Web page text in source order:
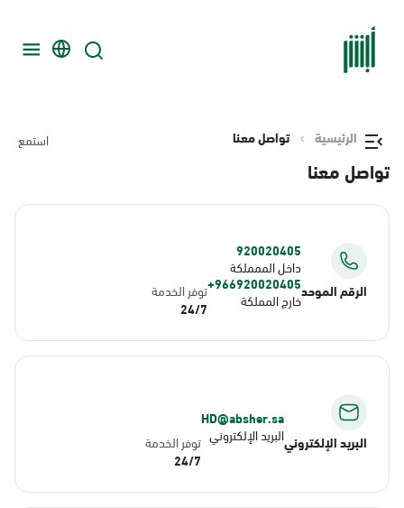
الرئيسية تواصل معنا استمع
تواصل معنا
الرقم الموحد
920020405
داخل الممملكة
966920020405+
خارج المملكة توفر الخدمة
24/7
البريد الإلكتروني
HD@absher.sa
البريد الإلكتروني توفر الخدمة
24/7